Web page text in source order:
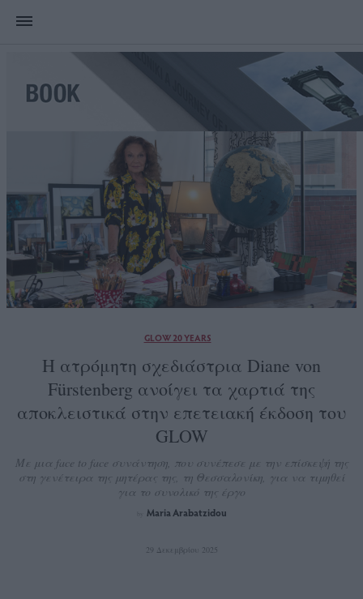
GLOW 20 YEARS
Η ατρόμητη σχεδιάστρια Diane von
Fürstenberg ανοίγει τα χαρτιά της
αποκλειστικά στην επετειακή έκδοση του
GLOW
Με μια face to face συνάντηση, που συνέπεσε με την επίσκεψή της
στη γενέτειρα της μητέρας της, τη Θεσσαλονίκη, για να τιμηθεί
για το συνολικό της έργο
Maria Arabatzidou
29 Δεκεμβρίου 2025